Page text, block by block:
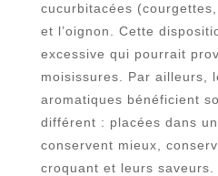
cucurbitacées
et l’oignon. Cette
excessive qui pourrait
moisissures. Par ailleurs,
aromatiques bénéficient
différent : placées dans
conservent mieux,
croquant et leurs saveurs.